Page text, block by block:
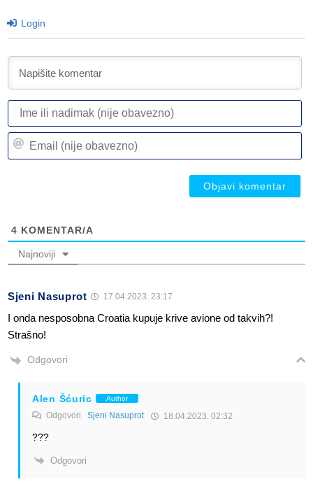
Login
4 KOMENTAR/A
Najnoviji
Sjeni Nasuprot 17.04.2023. 23:17
I onda nesposobna Croatia kupuje krive avione od takvih?!
Strašno!
Odgovori
Alen Šćuric Author
Odgovori Sjeni Nasuprot 18.04.2023. 02:32
???
Odgovori